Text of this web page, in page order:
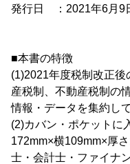
発行日 ：2021年6月9
■本書の特徴
(1)2021年度税制改正
産税制、不動産税制の
情報・データを集約し
(2)カバン・ポケットに
172mm×横109mm×厚
士・会計士・ファイナ